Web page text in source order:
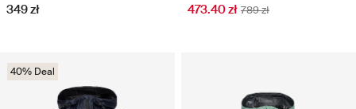
349 zł 473.40 zł 789 zł
40% Deal